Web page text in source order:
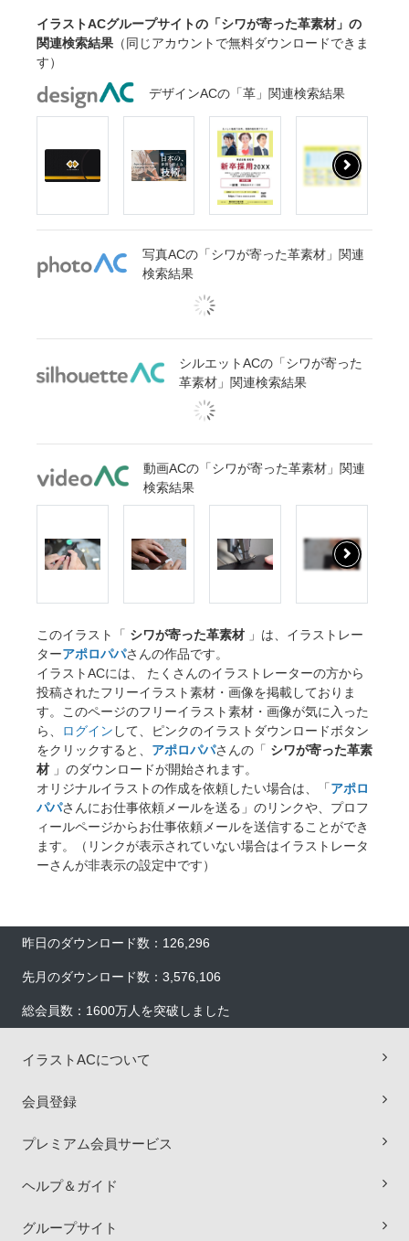
イラストACグループサイトの「シワが寄った革素材」の
関連検索結果 （同じアカウントで無料ダウンロードできま
す）
デザインACの「革」関連検索結果
写真ACの「シワが寄った革素材」関連
検索結果
シルエットACの「シワが寄った
革素材」関連検索結果
動画ACの「シワが寄った革素材」関連
検索結果
このイラスト「 シワが寄った革素材 」は、イラストレー
ターアポロパパさんの作品です。
イラストACには、 たくさんのイラストレーターの方から
投稿されたフリーイラスト素材・画像を掲載しておりま
す。このページのフリーイラスト素材・画像が気に入った
ら、
ログイン して、ピンクのイラストダウンロードボタン
をクリックすると、 アポロパパさんの「 シワが寄った革素
材 」のダウンロードが開始されます。
オリジナルイラストの作成を依頼したい場合は、「アポロ
パパさんにお仕事依頼メールを送る」のリンクや、プロフ
ィールページからお仕事依頼メールを送信することができ
ます。（リンクが表示されていない場合はイラストレータ
ーさんが非表示の設定中です）
昨日のダウンロード数：126,296
先月のダウンロード数：3,576,106
総会員数：1600万人を突破しました
イラストACについて
会員登録
プレミアム会員サービス
ヘルプ＆ガイド
グループサイト